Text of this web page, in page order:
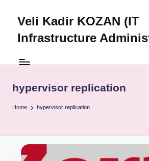
Veli Kadir KOZAN (IT
Infrastructure
hypervisor replication
Home hypervisor replication